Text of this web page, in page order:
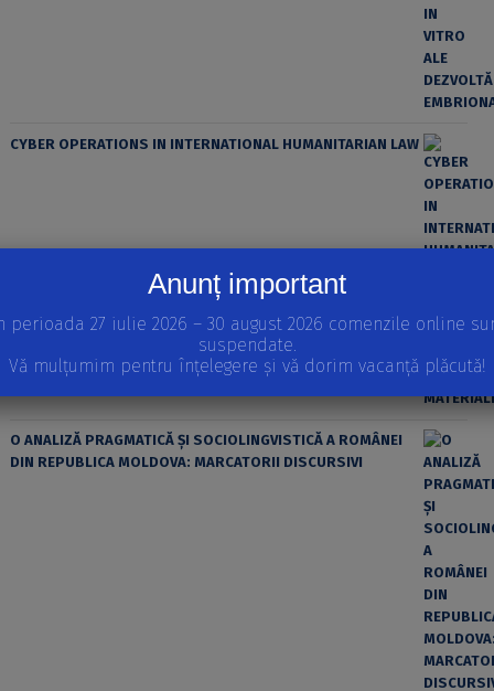
CYBER OPERATIONS IN INTERNATIONAL HUMANITARIAN LAW
ȘTIINȚA MODERNĂ ȘI MATERIALISMUL
O ANALIZĂ PRAGMATICĂ ȘI SOCIOLINGVISTICĂ A ROMÂNEI
DIN REPUBLICA MOLDOVA: MARCATORII DISCURSIVI
Anunț important
perioada 27 iulie 2026 – 30 august 2026 comenzile online
suspendate.
Vă mulțumim pentru înțelegere și vă dorim vacanță plăcută!